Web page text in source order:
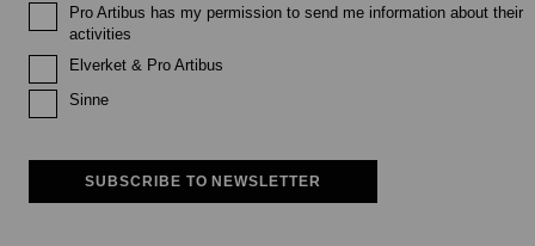
Pro Artibus has my permission to send me information about their
activities
Elverket & Pro Artibus
Sinne
SUBSCRIBE TO NEWSLETTER